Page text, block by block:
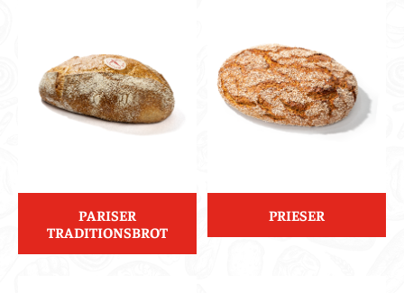
PARISER
TRADITIONSBROT
PRIESER